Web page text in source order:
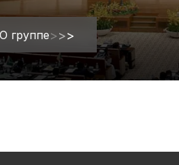
О группе>>>